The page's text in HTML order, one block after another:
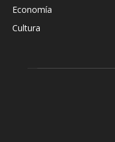
Economía
Cultura